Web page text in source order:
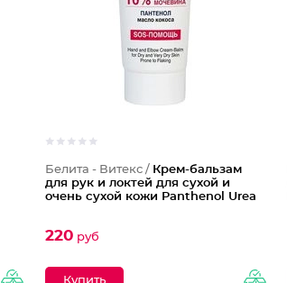
Белита - Витекс / Крем-бальзам
для рук и локтей для сухой и
очень сухой кожи Panthenol Urea
220 руб